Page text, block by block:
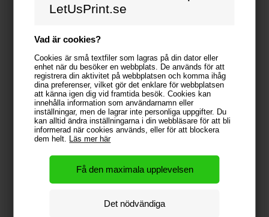
LetUsPrint.se
Vad är cookies?
Cookies är små textfiler som lagras på din dator eller
enhet när du besöker en webbplats. De används för att
registrera din aktivitet på webbplatsen och komma ihåg
dina preferenser, vilket gör det enklare för webbplatsen
att känna igen dig vid framtida besök. Cookies kan
innehålla information som användarnamn eller
inställningar, men de lagrar inte personliga uppgifter. Du
kan alltid ändra inställningarna i din webbläsare för att bli
informerad när cookies används, eller för att blockera
dem helt. Läs mer här
Pastilæske med eget logo - i cellofan
15,84 kr 14,71 kr